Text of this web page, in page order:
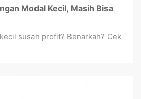
Modal Kecil, Masih Bisa
susah profit? Benarkah? Cek